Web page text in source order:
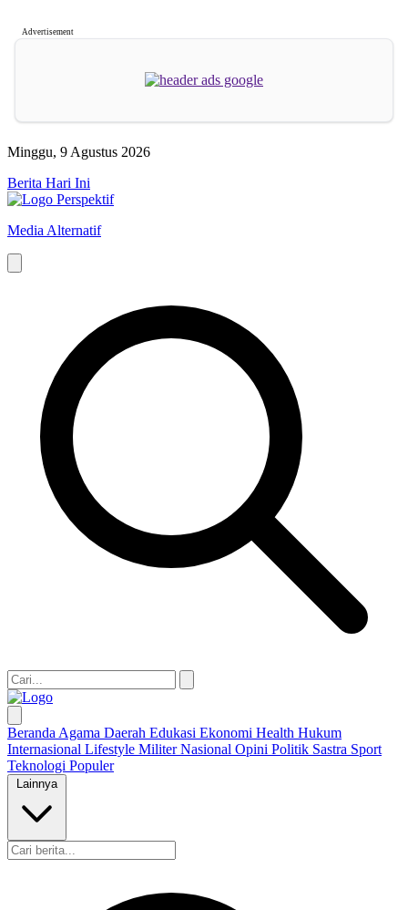
Advertisement
Minggu, 9 Agustus 2026
Berita Hari Ini
Media Alternatif
Beranda Agama Daerah Edukasi Ekonomi Health Hukum
Internasional Lifestyle MiliterNasional Opini Politik Sastra Sport
Teknologi Populer
Lainnya